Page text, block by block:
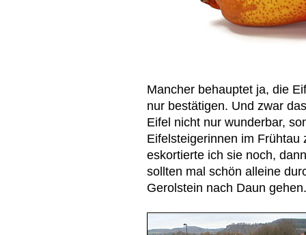
Mancher behauptet ja, die
nur bestätigen. Und zwar
Eifel nicht nur wunderbar,
Eifelsteigerinnen im
eskortierte ich sie noch,
sollten mal schön alleine
Gerolstein nach Daun gehen.